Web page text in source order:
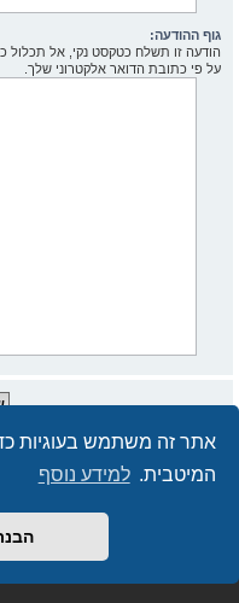
אתר זה משתמש בעוגיות
המיטבית. למידע נוסף
גוף ההודעה:
על פי כתובת הדואר אלקטרוני שלך.
style by
מבוסס עלphpBB.co.il - פורומים בעברית